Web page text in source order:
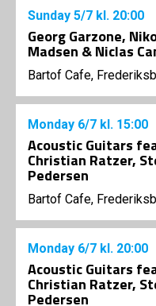
Sunday 5/7 kl. 20:00
Georg Garzone,
Madsen & Niclas
Bartof Cafe,
Monday 6/7 kl. 15:00
Acoustic Guitars
Christian Ratzer,
Pedersen
Bartof Cafe,
Monday 6/7 kl. 20:00
Acoustic Guitars
Christian Ratzer,
Pedersen